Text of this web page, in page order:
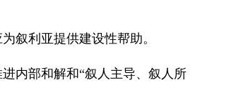
叙利亚提供建设性帮助。
内部和解和“叙人主导、叙人所